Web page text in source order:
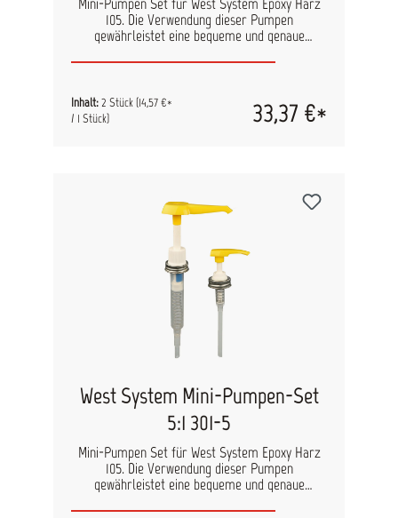
Mini-Pumpen Set für West System Epoxy Harz
105. Die Verwendung dieser Pumpen
gewährleistet eine bequeme und genaue
oder 207. Die Pumpen werden direkt auf die
Kolbenhub fließt die richtige Menge heraus. Die
Pumpen sind so kalibriert, dass sie das richtige
Behältern aufgeschraubt bleiben. Achtung: Nur
für die Härter 209 und 207 geeignet. Für die
Härter-Typen 205 und 206 werden die 5:1
Pumpen benötigt. Setzen Sie die 301-3-
Harzpumpen nicht mit 205 oder 206 Härtern ein.
Inhalt:2 Stück(14,57 €*
/ 1 Stück)
33,37 €*
West System Mini-Pumpen-Set
5:1 301-5
Mini-Pumpen Set für West System Epoxy Harz
105. Die Verwendung dieser Pumpen
gewährleistet eine bequeme und genaue